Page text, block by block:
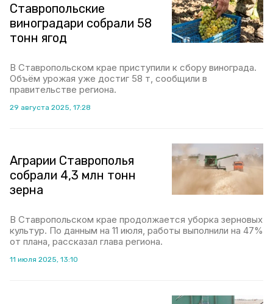
Ставропольские
виноградари собрали 58
тонн ягод
В Ставропольском крае приступили к сбору винограда.
Объём урожая уже достиг 58 т, сообщили в
правительстве региона.
29 августа 2025, 17:28
Аграрии Ставрополья
собрали 4,3 млн тонн
зерна
В Ставропольском крае продолжается уборка зерновых
культур. По данным на 11 июля, работы выполнили на 47%
от плана, рассказал глава региона.
11 июля 2025, 13:10